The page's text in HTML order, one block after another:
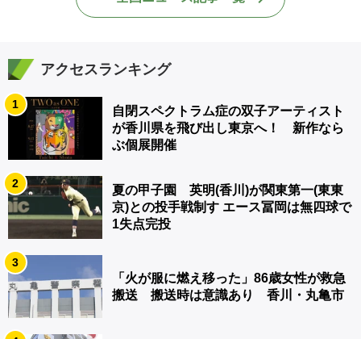
アクセスランキング
1
自閉スペクトラム症の双子アーティスト
が香川県を飛び出し東京へ！ 新作なら
ぶ個展開催
2
夏の甲子園 英明(香川)が関東第一(東東
京)との投手戦制す エース冨岡は無四球で
1失点完投
3
「火が服に燃え移った」86歳女性が救急
搬送 搬送時は意識あり 香川・丸亀市